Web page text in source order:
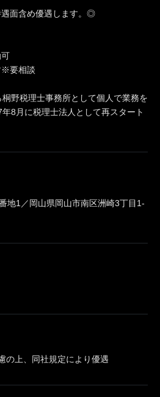
面含め優遇します。◎
※要相談
野税理士事務所として個人で業務を
8月に税理士法人として再スタート
地1／岡山県岡山市南区洲崎3丁目1-
の上、同社規定により優遇